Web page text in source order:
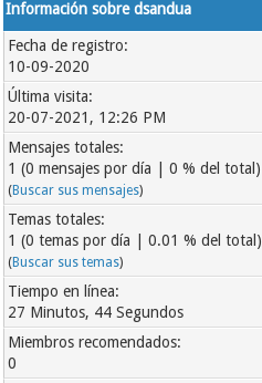
Información sobre dsandua
Fecha de registro:
10-09-2020
Última visita:
20-07-2021, 12:26 PM
Mensajes totales:
1 (0 mensajes por día | 0 % del total)
(Buscar sus mensajes)
Temas totales:
1 (0 temas por día | 0.01 % del total)
(Buscar sus temas)
Tiempo en línea:
27 Minutos, 44 Segundos
Miembros recomendados:
0